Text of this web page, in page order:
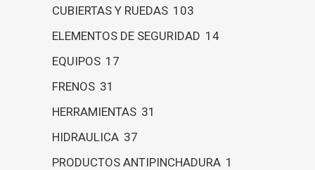
CUBIERTAS Y RUEDAS 103
ELEMENTOS DE SEGURIDAD 14
EQUIPOS 17
FRENOS 31
HERRAMIENTAS 31
HIDRAULICA 37
PRODUCTOS ANTIPINCHADURA 1